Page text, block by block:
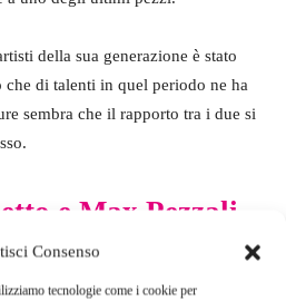
Consenso
tecnologie come i cookie per
della sua generazione è stato
di talenti in quel periodo ne ha
sembra che il rapporto tra i due si
e Max Pezzali